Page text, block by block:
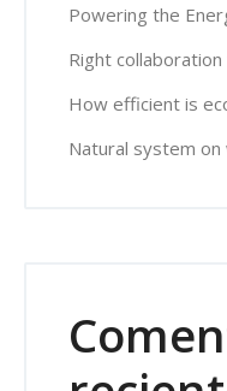
Powering the
Right
How efficient is
Natural system on